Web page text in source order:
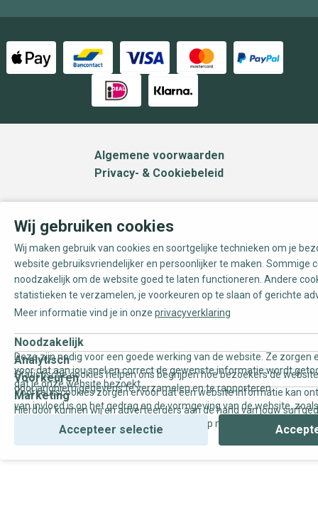
Algemene voorwaarden
Privacy- & Cookiebeleid
Wij gebruiken cookies
Wij maken gebruik van cookies en soortgelijke technieken om je
website gebruiksvriendelijker en persoonlijker te maken. Sommige
noodzakelijk om de website goed te laten functioneren. Andere
statistieken te verzamelen, je voorkeuren op te slaan of gerichte
Meer informatie vind je in onze privacyverklaring
Noodzakelijk
Deze zijn nodig voor een goede werking van de website. Ze zorgen
voor dat aan jou snel en correct de gewenste informatie wordt
dat je onze website bezoekt.
Analytisch
Statistische cookies helpen ons begrijpen hoe bezoekers de
door anoniem gegevens te verzamelen en te rapporteren.
Voorkeuren
Voorkeurscookies zorgen ervoor dat een website informatie kan
van invloed is op het gedrag en de vormgeving van de website,
Marketing
Hierdoor kunnen wij en adverteerders aan de hand van jouw
gepersonaliseerde online advertenties en op maat gemaakte
Accepteer selectie